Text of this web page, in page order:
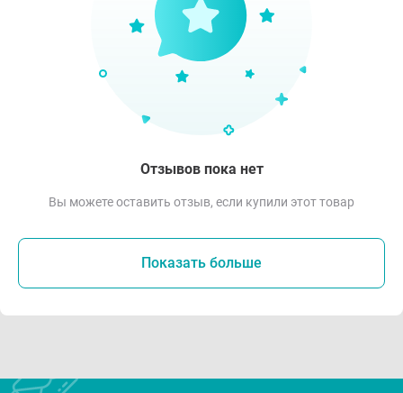
Отзывов пока нет
Вы можете оставить отзыв, если купили этот товар
Показать больше